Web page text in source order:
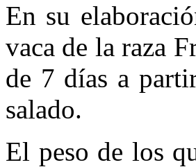
En su
vaca de la raza
de 7 días a
salado.
El peso de los